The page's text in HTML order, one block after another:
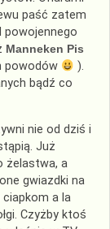
paść zatem
powojennego
Manneken Pis
powodów
).
bądź co
nie od dziś i
Już
żelastwa, a
gwiazdki na
a la
Czyżby ktoś